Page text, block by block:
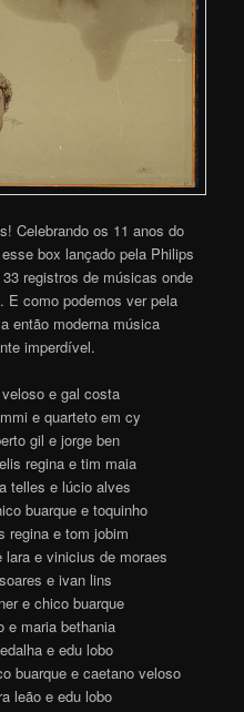
Celebrando os 11 anos do
box lançado pela Philips
registros de músicas onde
E como podemos ver pela
então moderna música
imperdível.
e gal costa
e quarteto em cy
gil e jorge ben
regina e tim maia
telles e lúcio alves
buarque e toquinho
regina e tom jobim
e vinicius de moraes
e ivan lins
e chico buarque
e maria bethania
e edu lobo
buarque e caetano veloso
leão e edu lobo